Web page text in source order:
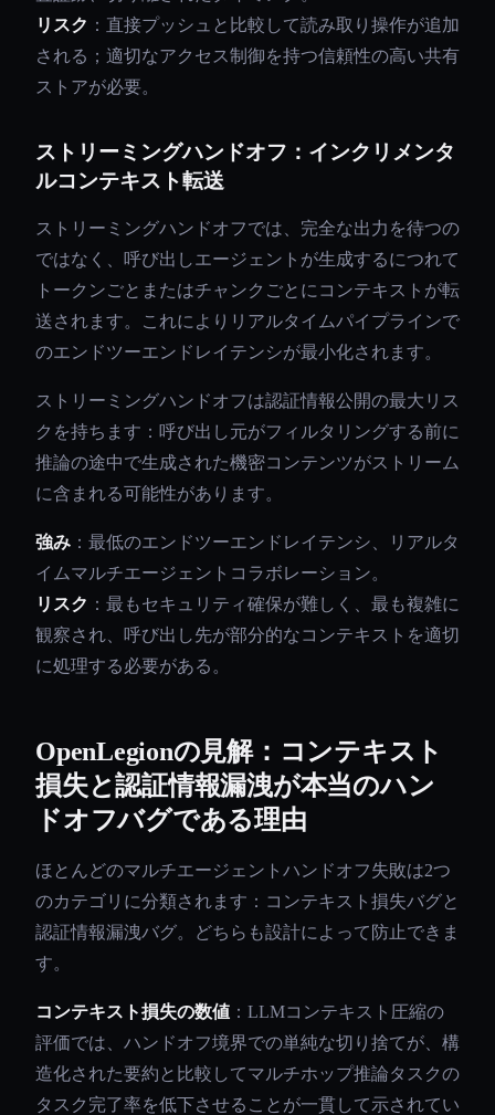
リスク ：直接プッシュと比較して読み取り操作が追加
される；適切なアクセス制御を持つ信頼性の高い共有
ストアが必要。
ストリーミングハンドオフ：インクリメンタ
ルコンテキスト転送
ストリーミングハンドオフでは、完全な出力を待つの
ではなく、呼び出しエージェントが生成するにつれて
トークンごとまたはチャンクごとにコンテキストが転
送されます。これによりリアルタイムパイプラインで
のエンドツーエンドレイテンシが最小化されます。
ストリーミングハンドオフは認証情報公開の最大リス
クを持ちます：呼び出し元がフィルタリングする前に
推論の途中で生成された機密コンテンツがストリーム
に含まれる可能性があります。
強み ：最低のエンドツーエンドレイテンシ、リアルタ
イムマルチエージェントコラボレーション。
リスク ：最もセキュリティ確保が難しく、最も複雑に
観察され、呼び出し先が部分的なコンテキストを適切
に処理する必要がある。
OpenLegionの見解：コンテキスト
損失と認証情報漏洩が本当のハン
ドオフバグである理由
ほとんどのマルチエージェントハンドオフ失敗は2つ
のカテゴリに分類されます：コンテキスト損失バグと
認証情報漏洩バグ。どちらも設計によって防止できま
す。
コンテキスト損失の数値 ：LLMコンテキスト圧縮の
評価では、ハンドオフ境界での単純な切り捨てが、構
造化された要約と比較してマルチホップ推論タスクの
タスク完了率を低下させることが一貫して示されてい